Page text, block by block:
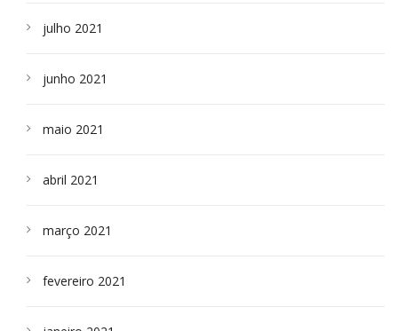
julho 2021
junho 2021
maio 2021
abril 2021
março 2021
fevereiro 2021